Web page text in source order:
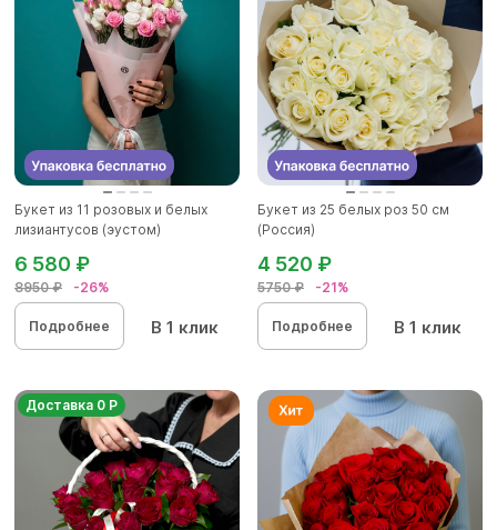
Букет из 11 розовых и белых
лизиантусов (эустом)
8950 ₽ -26%
6 580 ₽
Подробнее В 1 клик
Букет из 25 белых роз 50 см
(Россия)
5750 ₽ -21%
4 520 ₽
Подробнее В 1 клик
Доставка 0 Р